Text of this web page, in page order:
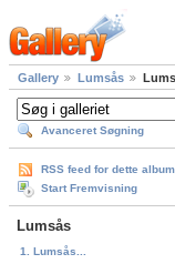
Gallery Lumsås
Avanceret Søgning
RSS feed for dette album
Start Fremvisning
Lumsås
1. Lumsås...